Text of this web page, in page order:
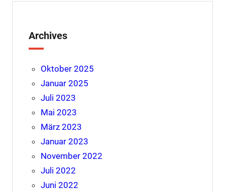
Archives
Oktober 2025
Januar 2025
Juli 2023
Mai 2023
März 2023
Januar 2023
November 2022
Juli 2022
Juni 2022